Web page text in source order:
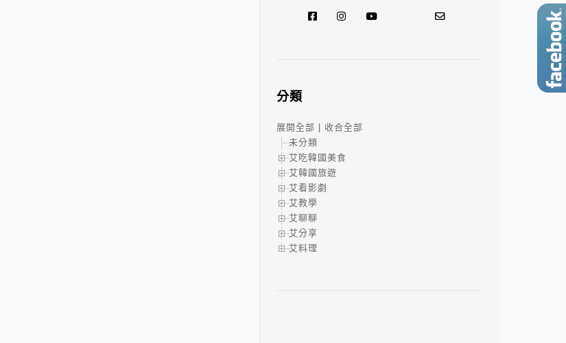
分類
展開全部
收合全部
未分類
艾吃韓國美食
艾韓國旅遊
艾看影劇
艾教學
艾聊聊
艾分享
艾料理